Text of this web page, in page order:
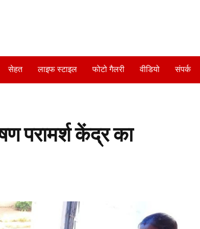
सेहत लाइफ स्टाइल फोटो गैलरी वीडियो संपर्क
परामर्श केंद्र का